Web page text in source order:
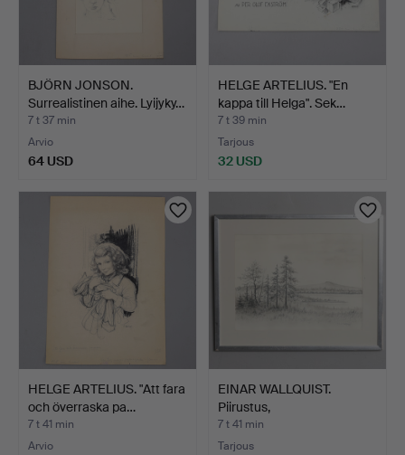
BJÖRN JONSON.
Surrealistinen aihe. Lyijyky…
7 t 37 min
Arvio
64 USD
HELGE ARTELIUS. "En
kappa till Helga". Sek…
7 t 39 min
Tarjous
32 USD
HELGE ARTELIUS. "Att fara
och överraska pa…
7 t 41 min
Arvio
EINAR WALLQUIST.
Piirustus,
"Maisemanäkymä…
7 t 41 min
Tarjous